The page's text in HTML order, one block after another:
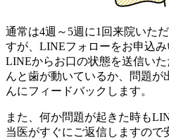
通常は4週～5週に1回来院いた
すが、LINEフォローをお申込み
LINEからお口の状態を送信い
んと歯が動いているか、問題が
んにフィードバックします。
また、何か問題が起きた時も
当医がすぐにご返信しますので